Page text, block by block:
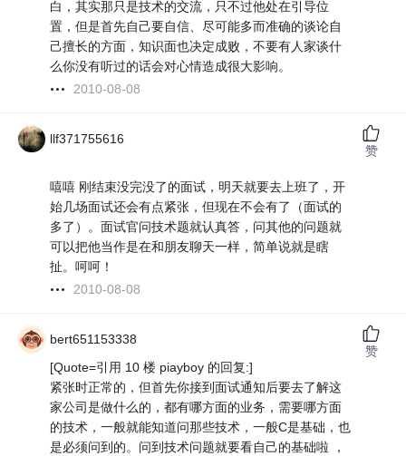
白，其实那只是技术的交流，只不过他处在引导位
置，但是首先自己要自信、尽可能多而准确的谈论自
己擅长的方面，知识面也决定成败，不要有人家谈什
么你没有听过的话会对心情造成很大影响。
2010-08-08
llf371755616
嘻嘻 刚结束没完没了的面试，明天就要去上班了，开
始几场面试还会有点紧张，但现在不会有了（面试的
多了）。面试官问技术题就认真答，问其他的问题就
可以把他当作是在和朋友聊天一样，简单说就是瞎
扯。呵呵！
2010-08-08
赞
bert651153338
[Quote=引用 10 楼 piayboy 的回复:]
紧张时正常的，但首先你接到面试通知后要去了解这
家公司是做什么的，都有哪方面的业务，需要哪方面
的技术，一般就能知道问那些技术，一般C是基础，也
是必须问到的。问到技术问题就要看自己的基础啦 ，
赞